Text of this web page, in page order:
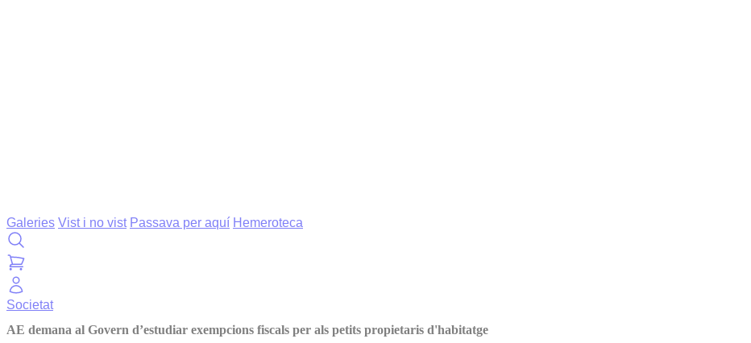
Galeries Vist i no vist Passava per aquí Hemeroteca
Societat
AE demana al Govern d’estudiar exempcions fiscals per als petits propietaris d'habitatge